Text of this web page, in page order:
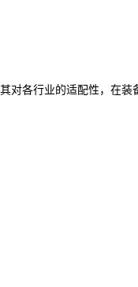
对各行业的适配性，在